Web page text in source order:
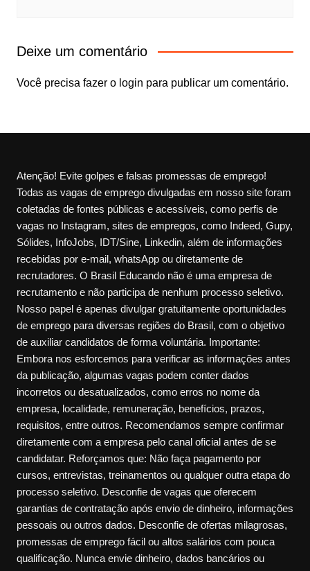
Deixe um comentário
Você precisa fazer o login para publicar um comentário.
Atenção! Evite golpes e falsas promessas de emprego!
Todas as vagas de emprego divulgadas em nosso site foram
coletadas de fontes públicas e acessíveis, como perfis de
vagas no Instagram, sites de empregos, como Indeed, Gupy,
Sólides, InfoJobs, IDT/Sine, Linkedin, além de informações
recebidas por e-mail, whatsApp ou diretamente de
recrutadores. O Brasil Educando não é uma empresa de
recrutamento e não participa de nenhum processo seletivo.
Nosso papel é apenas divulgar gratuitamente oportunidades
de emprego para diversas regiões do Brasil, com o objetivo
de auxiliar candidatos de forma voluntária. Importante:
Embora nos esforcemos para verificar as informações antes
da publicação, algumas vagas podem conter dados
incorretos ou desatualizados, como erros no nome da
empresa, localidade, remuneração, benefícios, prazos,
requisitos, entre outros. Recomendamos sempre confirmar
diretamente com a empresa pelo canal oficial antes de se
candidatar. Reforçamos que: Não faça pagamento por
cursos, entrevistas, treinamentos ou qualquer outra etapa do
processo seletivo. Desconfie de vagas que oferecem
garantias de contratação após envio de dinheiro, informações
pessoais ou outros dados. Desconfie de ofertas milagrosas,
promessas de emprego fácil ou altos salários com pouca
qualificação. Nunca envie dinheiro, dados bancários ou